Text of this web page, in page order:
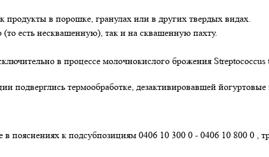
в порошке, гранулах или в других твердых видах.
есть несквашенную), так и на сквашенную пахту.
в процессе молочнокислого брожения
термообработке, дезактивировавшей йогуртовые
к подсубпозициям 0406 10 300 0 - 0406 10 800 0 ,